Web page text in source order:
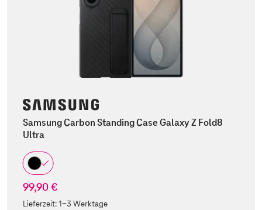
Samsung Carbon Standing Case Galaxy Z Fold8
Ultra
99,90 €
Lieferzeit:1-3 Werktage